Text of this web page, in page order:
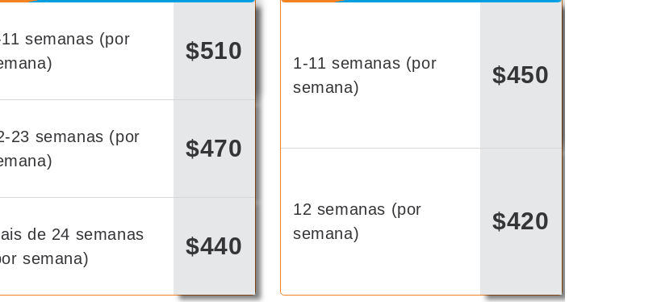
semanas (por
$510
23 semanas (por
$470
de 24 semanas
semana)
$440
1-11 semanas (por
semana)
$450
12 semanas (por
semana)
$420